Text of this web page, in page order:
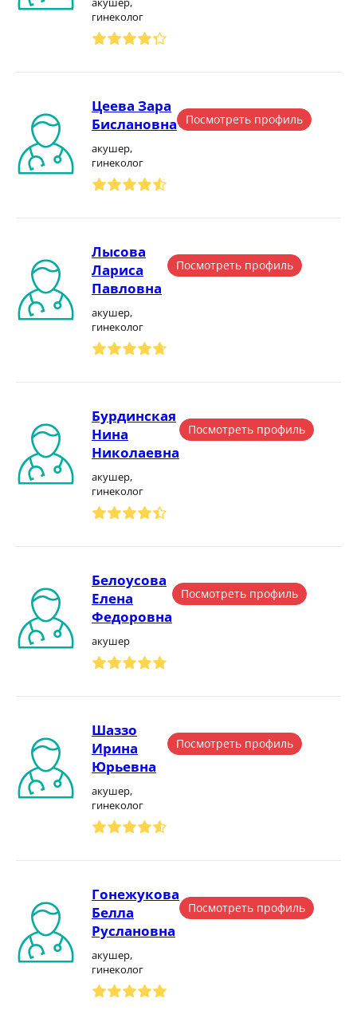
гинеколог
Цеева Зара
Бислановна
акушер,
гинеколог
Посмотреть профиль
Лысова
Лариса
Павловна
акушер,
гинеколог
Посмотреть профиль
Бурдинская
Нина
Николаевна
акушер,
гинеколог
Посмотреть профиль
Белоусова
Елена
Федоровна
акушер
Посмотреть профиль
Шаззо
Ирина
Юрьевна
акушер,
гинеколог
Посмотреть профиль
Гонежукова
Белла
Руслановна
акушер,
гинеколог
Посмотреть профиль